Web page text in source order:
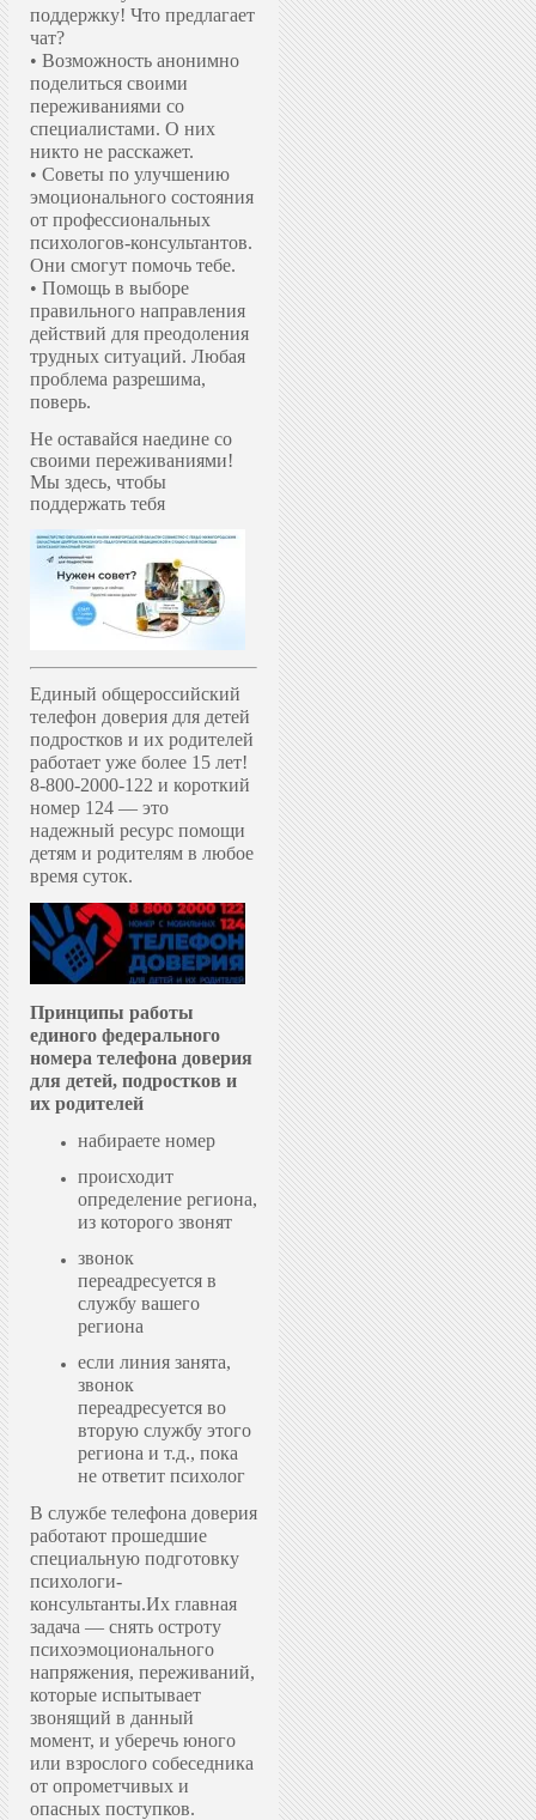
поддержку! Что предлагает
чат?
• Возможность анонимно
поделиться своими
переживаниями со
специалистами. О них
никто не расскажет.
• Советы по улучшению
эмоционального состояния
от профессиональных
психологов-консультантов.
Они смогут помочь тебе.
• Помощь в выборе
правильного направления
действий для преодоления
трудных ситуаций. Любая
проблема разрешима,
поверь.
Не оставайся наедине со
своими переживаниями!
Мы здесь, чтобы
поддержать тебя
Единый общероссийский
телефон доверия для детей
подростков и их родителей
работает уже более 15 лет!
8-800-2000-122 и короткий
номер 124 — это
надежный ресурс помощи
детям и родителям в любое
время суток.
Принципы работы
единого федерального
номера телефона доверия
для детей, подростков и
их родителей
набираете номер
происходит
определение региона,
из которого звонят
звонок
переадресуется в
службу вашего
региона
если линия занята,
звонок
переадресуется во
вторую службу этого
региона и т.д., пока
не ответит психолог
В службе телефона доверия
работают прошедшие
специальную подготовку
психологи-
консультанты.Их главная
задача — снять остроту
психоэмоционального
напряжения, переживаний,
которые испытывает
звонящий в данный
момент, и уберечь юного
или взрослого собеседника
от опрометчивых и
опасных поступков.